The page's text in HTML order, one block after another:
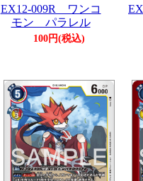
EX12-009R ワンコ
モン パラレル
100円(税込)